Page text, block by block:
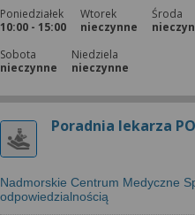
Poniedziałek
10:00 - 15:00
Wtorek
nieczynne
Środa
Sobota
nieczynne
Niedziela
nieczynne
Poradnia lekarza
Nadmorskie Centrum Medyczne
odpowiedzialnością